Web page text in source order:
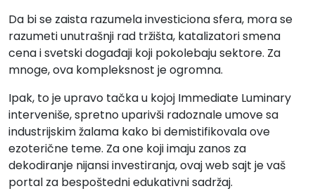
Da bi se zaista razumela investiciona sfera, mora se
razumeti unutrašnji rad tržišta, katalizatori smena
cena i svetski događaji koji pokolebaju sektore. Za
mnoge, ova kompleksnost je ogromna.
Ipak, to je upravo tačka u kojoj Immediate Luminary
interveniše, spretno uparivši radoznale umove sa
industrijskim žalama kako bi demistifikovala ove
ezoterične teme. Za one koji imaju zanos za
dekodiranje nijansi investiranja, ovaj web sajt je vaš
portal za bespoštedni edukativni sadržaj.